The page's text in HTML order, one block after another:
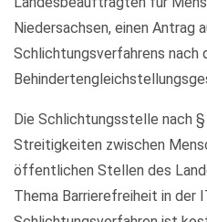
Niedersachsen, einen Antrag
Schlichtungsverfahrens nach
Die Schlichtungsstelle nach
Streitigkeiten zwischen
öffentlichen Stellen des
Thema Barrierefreiheit in der